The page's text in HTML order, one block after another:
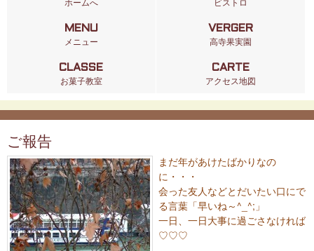
MENU
メニュー
VERGER
高寺果実園
CLASSE
お菓子教室
CARTE
アクセス地図
ご報告
まだ年があけたばかりなの
に・・・
会った友人などとだいたい口にで
る言葉「早いね～^_^;」
一日、一日大事に過ごさなければ
♡♡♡